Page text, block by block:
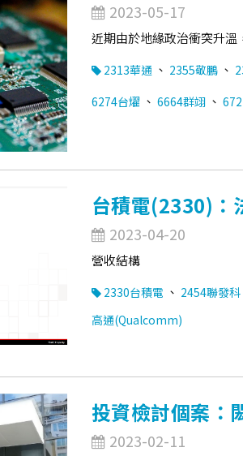
2023-05-17
近期由於地緣政治衝突升溫
2313華通 、 2355敬鵬 、
6274台燿 、 6664群翊 、
台積電(2330)：
2023-04-20
營收結構
2330台積電 、 2454聯發科
高通(Qualcomm)
投資檢討個案：
2023-02-11